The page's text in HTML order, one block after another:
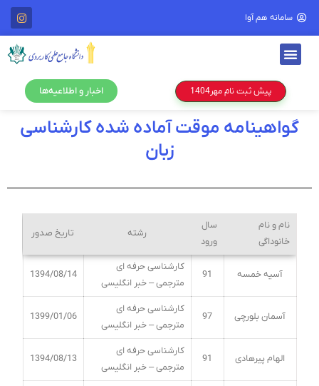
سامانه هم آوا
پیش ثبت نام مهر1404 اخبار و اطلاعیه‌ها
گواهینامه موقت آماده شده کارشناسی
زبان
نام و نام
خانوداگی
سال
ورود
رشته تاریخ صدور
آسیه خمسه 91
کارشناسی حرفه ای
مترجمی – خبر انگلیسی
1394/08/14
آسمان بلورچی 97
کارشناسی حرفه ای
مترجمی – خبر انگلیسی
1399/01/06
الهام پیرهادی 91
کارشناسی حرفه ای
مترجمی – خبر انگلیسی
1394/08/13